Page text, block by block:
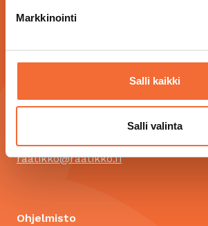
Markkinointi
Salli kaikki
Salli valinta
arkisin klo 8:00-15:00
raatikko@raatikko.fi
Ohjelmisto